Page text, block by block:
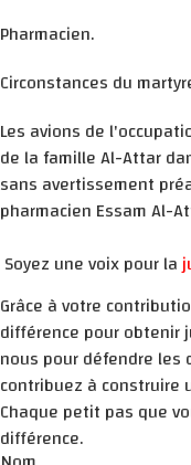
Pharmacien.
Circonstances du
Les avions de
de la famille Al-Attar
sans avertissement
pharmacien Essam Al-
Soyez une voix pour la
Grâce à votre
différence pour obtenir
nous pour défendre
contribuez à
Chaque petit pas que
différence.